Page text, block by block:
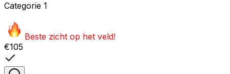
Categorie 1
Beste zicht op het veld!
€105